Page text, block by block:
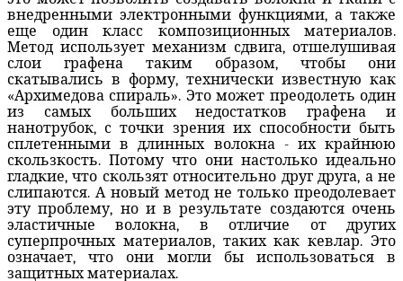
внедренными электронными функциями, а также
еще один класс композиционных материалов.
Метод использует механизм сдвига, отшелушивая
слои графена таким образом, чтобы они
скатывались в форму, технически известную как
«Архимедова спираль». Это может преодолеть один
из самых больших недостатков графена и
нанотрубок, с точки зрения их способности быть
сплетенными в длинных волокна - их крайнюю
скользкость. Потому что они настолько идеально
гладкие, что скользят относительно друг друга, а не
слипаются. А новый метод не только преодолевает
эту проблему, но и в результате создаются очень
эластичные волокна, в отличие от других
суперпрочных материалов, таких как кевлар. Это
означает, что они могли бы использоваться в
защитных материалах.